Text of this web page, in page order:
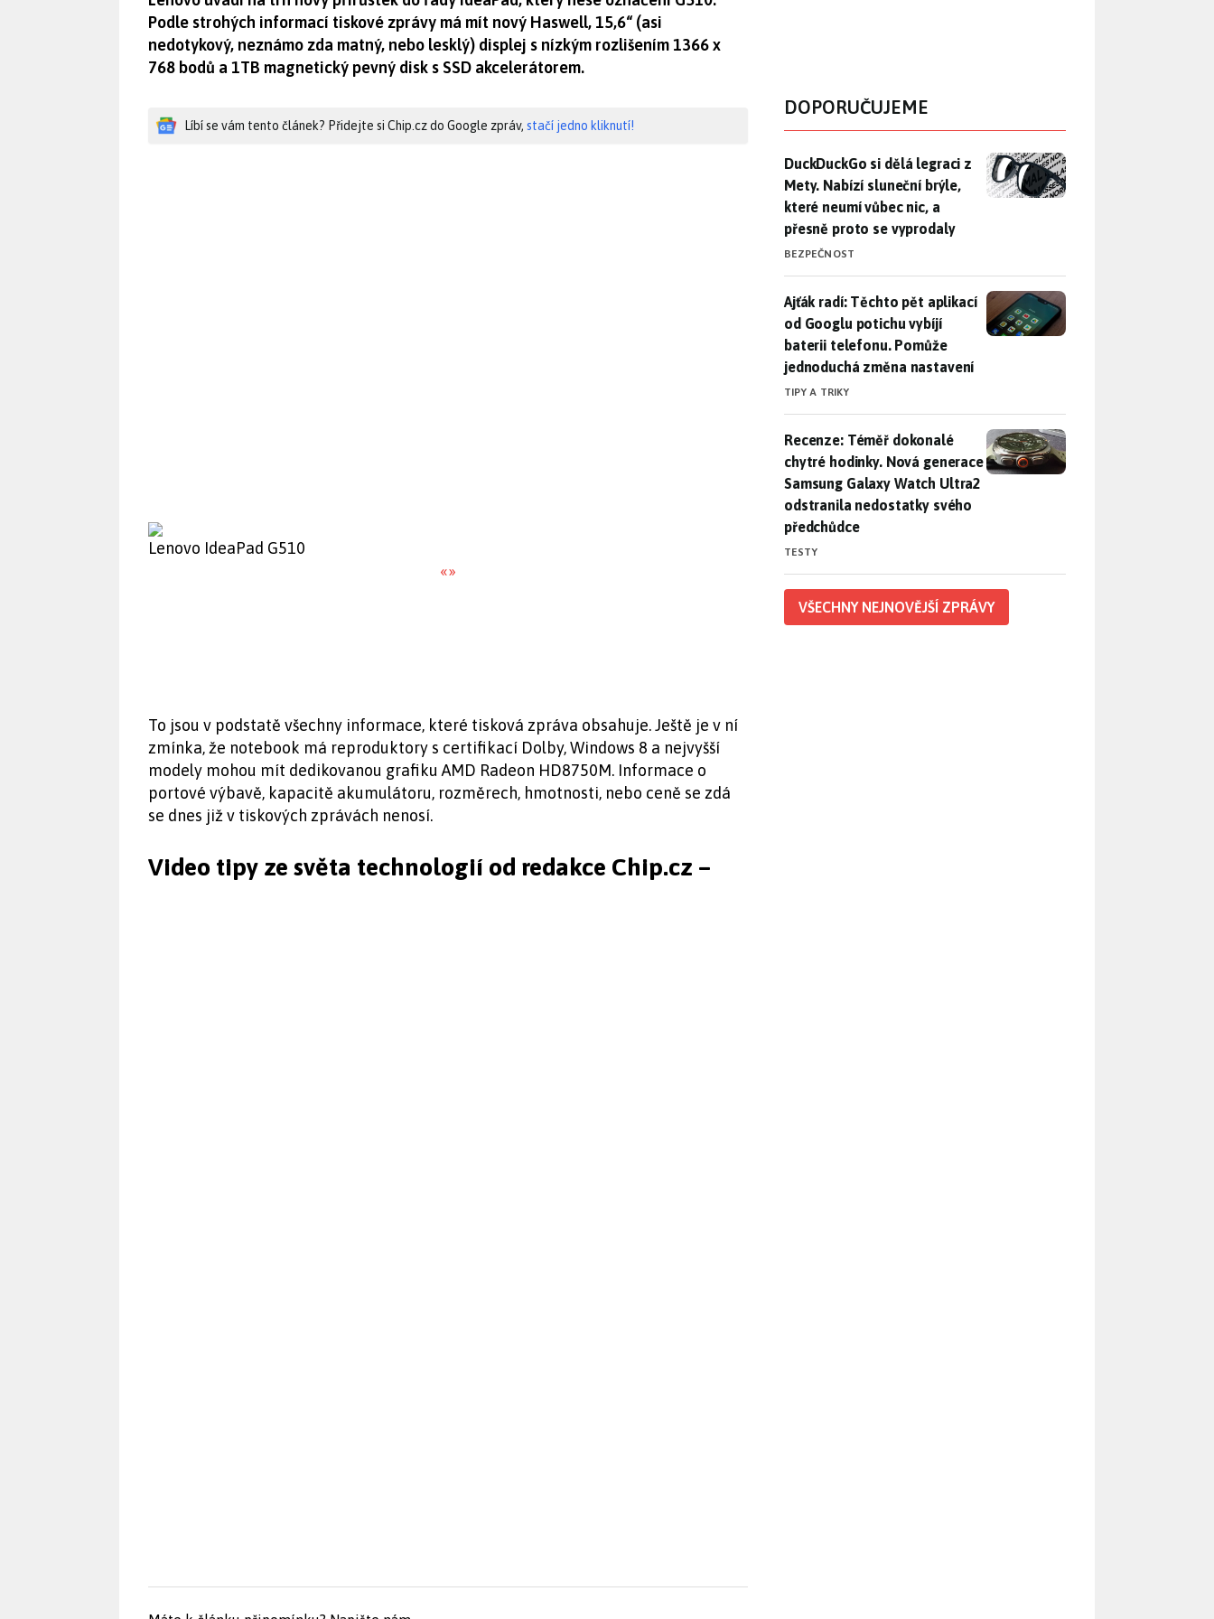
Podle strohých informací tiskové zprávy má mít nový Haswell, 15,6“ (asi
nedotykový, neznámo zda matný, nebo lesklý) displej s nízkým rozlišením 1366 x
768 bodů a 1TB magnetický pevný disk s SSD akcelerátorem.
Líbí se vám tento článek? Přidejte si Chip.cz do Google zpráv, stačí jedno kliknutí!
Lenovo IdeaPad G510
«»
To jsou v podstatě všechny informace, které tisková zpráva obsahuje. Ještě je v ní
zmínka, že notebook má reproduktory s certifikací Dolby, Windows 8 a nejvyšší
modely mohou mít dedikovanou grafiku AMD Radeon HD8750M. Informace o
portové výbavě, kapacitě akumulátoru, rozměrech, hmotnosti, nebo ceně se zdá
se dnes již v tiskových zprávách nenosí.
Video tipy ze světa technologií od redakce Chip.cz –
DOPORUČUJEME
DuckDuckGo si dělá legraci z Mety. Nabízí sluneční brýle, které
DuckDuckGo si dělá legraci z
Mety. Nabízí sluneční brýle,
které neumí vůbec nic, a
přesně proto se vyprodaly
BEZPEČNOST
Ajťák radí: Těchto pět aplikací od Googlu potichu vybíjí baterii
Ajťák radí: Těchto pět aplikací
od Googlu potichu vybíjí
baterii telefonu. Pomůže
jednoduchá změna nastavení
TIPY A TRIKY
Recenze: Téměř dokonalé chytré hodinky. Nová generace
Recenze: Téměř dokonalé
chytré hodinky. Nová generace
Samsung Galaxy Watch Ultra2
odstranila nedostatky svého
předchůdce
TESTY
VŠECHNY NEJNOVĚJŠÍ ZPRÁVY